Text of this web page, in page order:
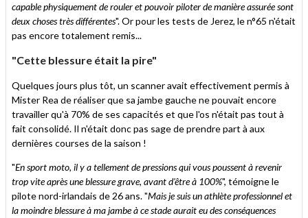
capable physiquement de rouler et pouvoir piloter de manière assurée sont
deux choses très différentes". Or pour les tests de Jerez, le n°65 n'était
pas encore totalement remis...
"Cette blessure était la pire"
Quelques jours plus tôt, un scanner avait effectivement permis à
Mister Rea de réaliser que sa jambe gauche ne pouvait encore
travailler qu'à 70% de ses capacités et que l'os n'était pas tout à
fait consolidé. Il n'était donc pas sage de prendre part à aux
dernières courses de la saison !
"En sport moto, il y a tellement de pressions qui vous poussent à revenir
trop vite après une blessure grave, avant d'être à 100%", témoigne le
pilote nord-irlandais de 26 ans. "Mais je suis un athlète professionnel et
la moindre blessure à ma jambe à ce stade aurait eu des conséquences